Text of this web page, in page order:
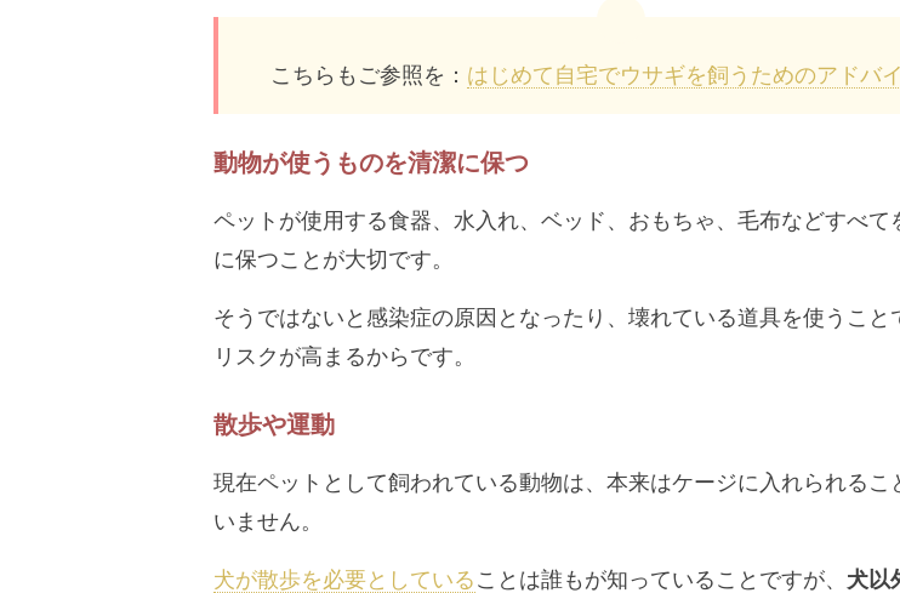
こちらもご参照を： はじめて自宅でウサギを飼うためのアドバ
動物が使うものを清潔に保つ
ペットが使用する食器、水入れ、ベッド、おもちゃ、毛布などすべて
に保つことが大切です。
そうではないと感染症の原因となったり、壊れている道具を使うこと
リスクが高まるからです。
散歩や運動
現在ペットとして飼われている動物は、本来はケージに入れられるこ
いません。
犬が散歩を必要としていることは誰もが知っていることですが、 犬以